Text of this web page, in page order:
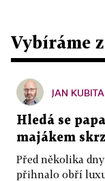
Vybíráme
JAN KUBITA
Hledá se
majákem
Před několika
přihnalo obří